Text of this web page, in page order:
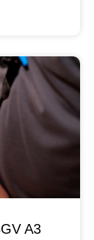
A3